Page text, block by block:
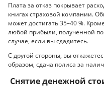
Плата за отказ покрывает
книгах страховой компании.
может достигать 35–40 %.
любой прибыли, полученной
случае, если вы сдадитесь.
С другой стороны, вы
образом, сдача полиса за
Снятие денежной